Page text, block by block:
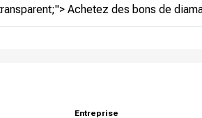
Achetez des bons de
Entreprise